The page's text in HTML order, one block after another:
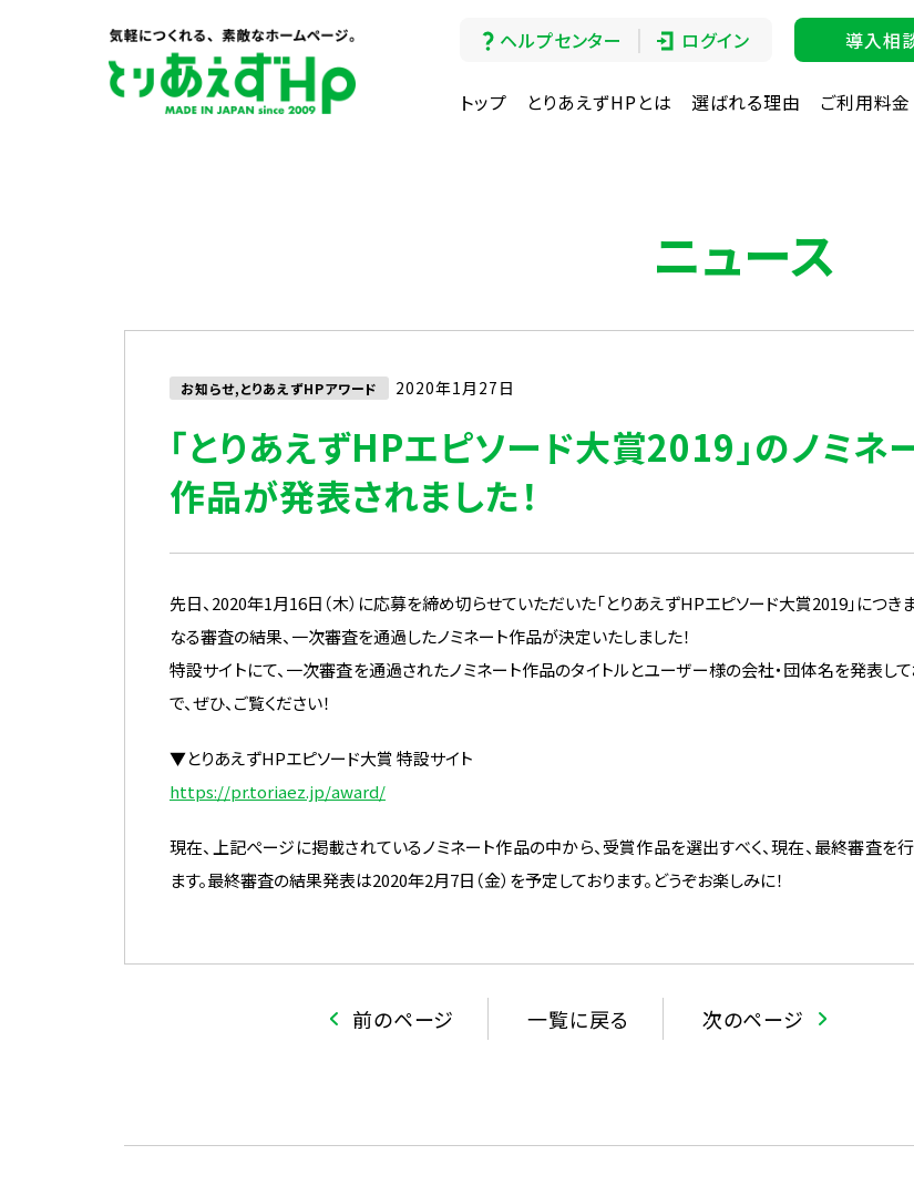
ヘルプセンター ログイン 導入相
トップ とりあえずHPとは 選ばれる理由 ご利用料金
ニュース
お知らせ,とりあえずHPアワード 2020年1月27日
「とりあえずHPエピソード大賞2019」のノミネ
作品が発表されました！
先日、2020年1月16日（木）に応募を締め切らせていただいた「とりあえずHPエピソード大賞2019」につき
なる審査の結果、一次審査を通過したノミネート作品が決定いたしました！
特設サイトにて、一次審査を通過されたノミネート作品のタイトルとユーザー様の会社・団体名を発表し
で、ぜひ、ご覧ください！
▼とりあえずHPエピソード大賞 特設サイト
https://pr.toriaez.jp/award/
現在、上記ぺージに掲載されているノミネート作品の中から、受賞作品を選出すべく、現在、最終審査を
ます。最終審査の結果発表は2020年2月7日（金）を予定しております。どうぞお楽しみに！
前のページ 一覧に戻る 次のページ